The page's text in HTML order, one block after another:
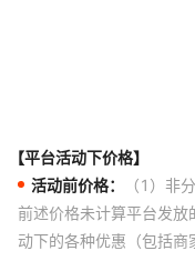
【平台活动下价格】
活动前价格：
（1）非
前述价格未计算平台发
动下的各种优惠（包括商